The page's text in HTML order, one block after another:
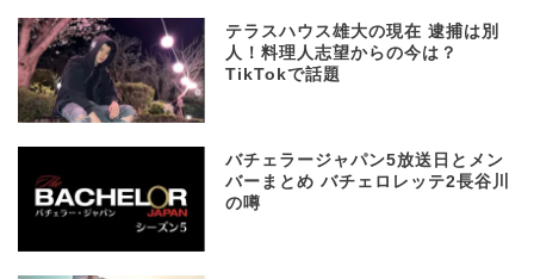
テラスハウス雄大の現在 逮捕は別
人！料理人志望からの今は？
TikTokで話題
バチェラージャパン5放送日とメン
バーまとめ バチェロレッテ2長谷川
の噂